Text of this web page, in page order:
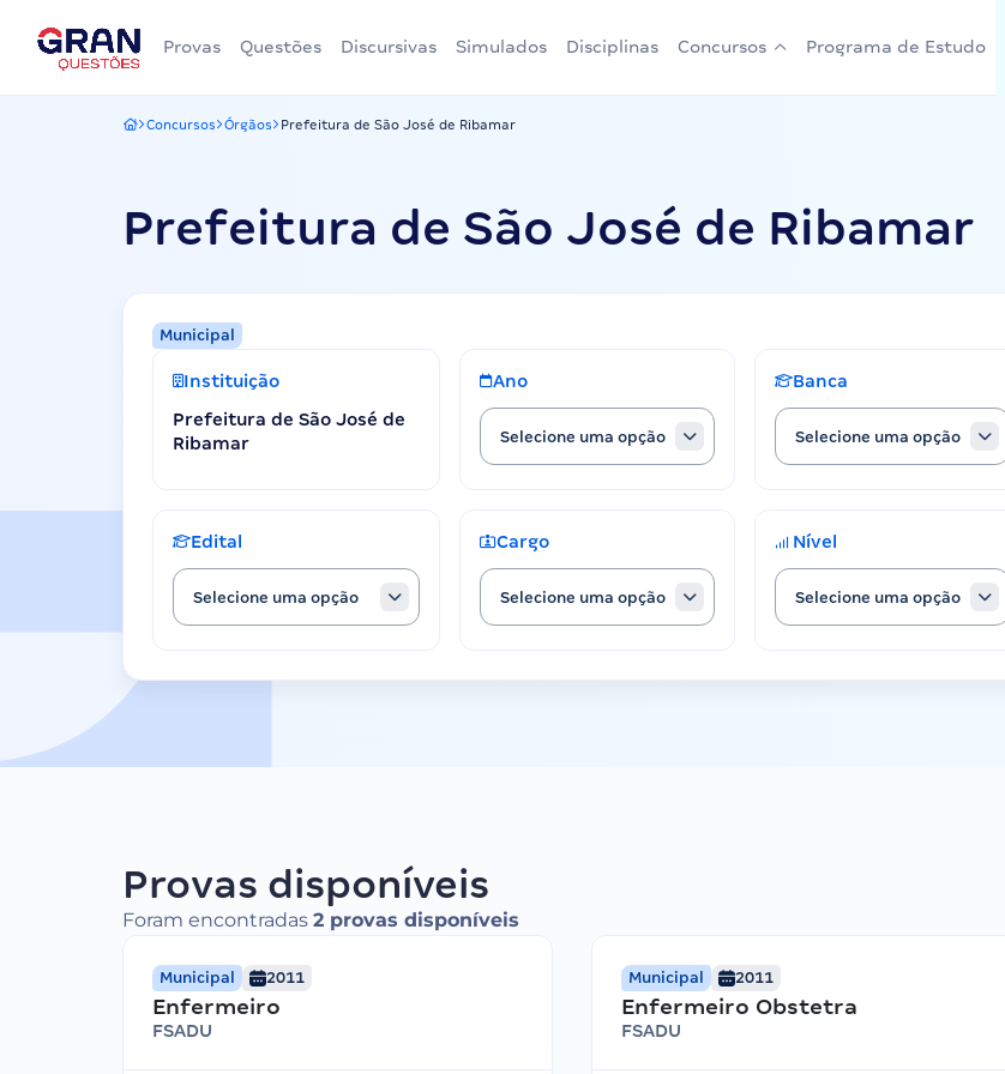
Provas Questões Discursivas Simulados Disciplinas Concursos Programa de Estudo
Gran Questões
Concursos Órgãos Prefeitura de São José de Ribamar
Prefeitura de São José de Ribamar
Municipal
Instituição
Prefeitura de São José de
Ribamar
Ano
Selecione uma opção
Banca
Selecione uma opção
Edital
Selecione uma opção
Cargo
Selecione uma opção
Nível
Selecione uma opção
Provas disponíveis
Foram encontradas 2 provas disponíveis
Municipal 2011
Enfermeiro
FSADU
Municipal 2011
Enfermeiro Obstetra
FSADU